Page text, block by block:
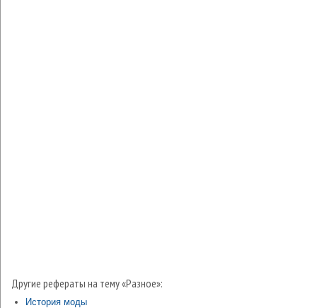
Другие рефераты на тему «Разное»:
История моды